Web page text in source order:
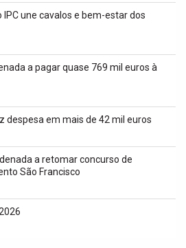
IPC une cavalos e bem-estar dos
a pagar quase 769 mil euros à
despesa em mais de 42 mil euros
a retomar concurso de
São Francisco